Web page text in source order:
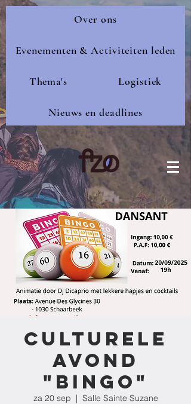
Over ons
Evenementen & Activiteiten leden
Thema's Logistiek
Nieuws en deadlines
Culturele
Avond
"Bingo"
za 20 sep
  |
Salle Sainte Suzane